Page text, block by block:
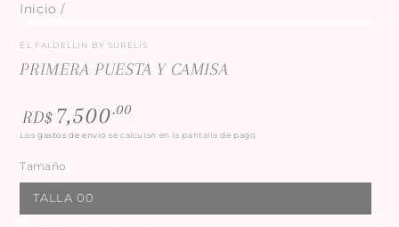
Inicio /
EL FALDELLIN BY SURELIS
PRIMERA PUESTA Y CAMISA
Precio
regular
RD$ 7,500.00
Los gastos de envío se calculan en la pantalla de pago.
Tamaño
TALLA 00